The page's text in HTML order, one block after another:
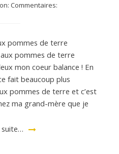
Commentaires:
pommes de terre
pommes de terre
mon coeur balance ! En
fait beaucoup plus
pommes de terre et c’est
ma grand-mère que je
suite…